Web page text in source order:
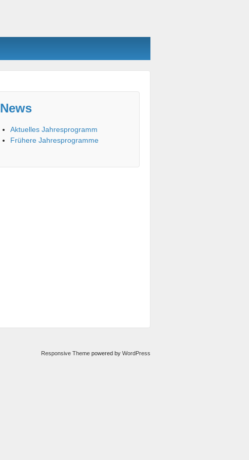
News
Aktuelles Jahresprogramm
Frühere Jahresprogramme
Responsive Themepowered by WordPress